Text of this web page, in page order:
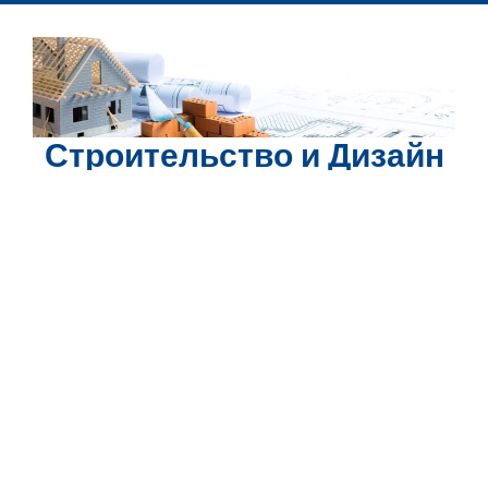
Перейти
содержимому
Строительство и Дизайн